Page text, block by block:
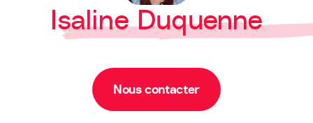
Isaline Duquenne
Nous contacter